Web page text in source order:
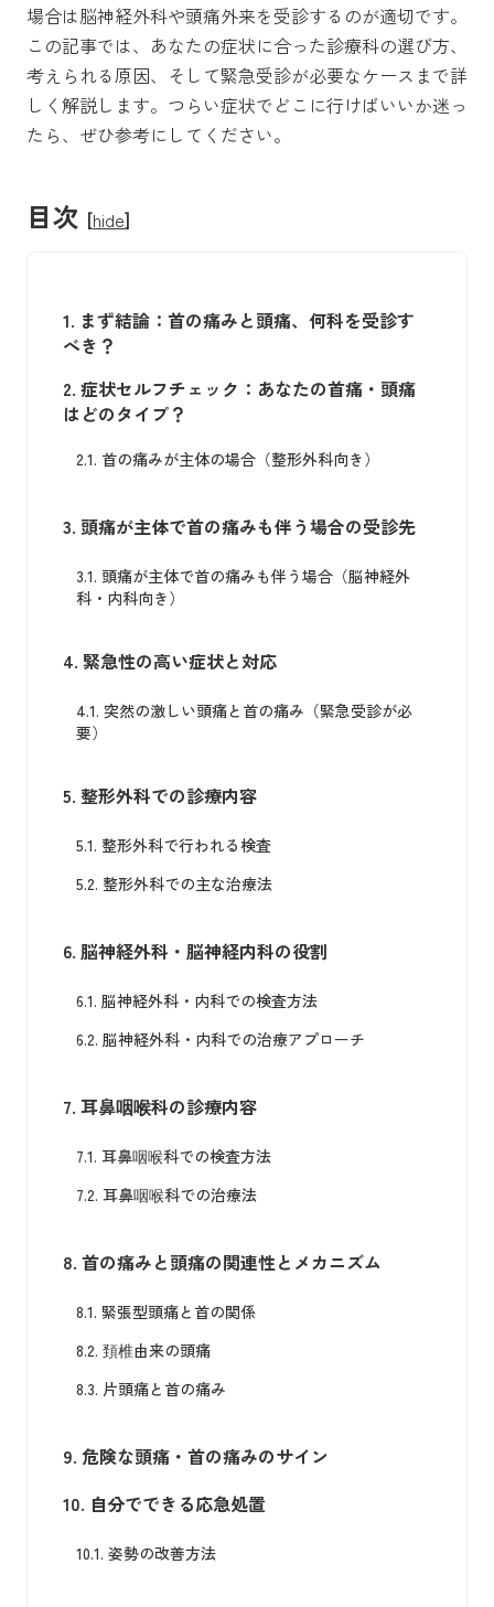
場合は脳神経外科や頭痛外来を受診するのが適切です。
この記事では、あなたの症状に合った診療科の選び方、
考えられる原因、そして緊急受診が必要なケースまで詳
しく解説します。つらい症状でどこに行けばいいか迷っ
たら、ぜひ参考にしてください。
目次 [hide]
1. まず結論：首の痛みと頭痛、何科を受診す
べき？
2. 症状セルフチェック：あなたの首痛・頭痛
はどのタイプ？
2.1. 首の痛みが主体の場合（整形外科向き）
3. 頭痛が主体で首の痛みも伴う場合の受診先
3.1. 頭痛が主体で首の痛みも伴う場合（脳神経外
科・内科向き）
4. 緊急性の高い症状と対応
4.1. 突然の激しい頭痛と首の痛み（緊急受診が必
要）
5. 整形外科での診療内容
5.1. 整形外科で行われる検査
5.2. 整形外科での主な治療法
6. 脳神経外科・脳神経内科の役割
6.1. 脳神経外科・内科での検査方法
6.2. 脳神経外科・内科での治療アプローチ
7. 耳鼻咽喉科の診療内容
7.1. 耳鼻咽喉科での検査方法
7.2. 耳鼻咽喉科での治療法
8. 首の痛みと頭痛の関連性とメカニズム
8.1. 緊張型頭痛と首の関係
8.2. 頚椎由来の頭痛
8.3. 片頭痛と首の痛み
9. 危険な頭痛・首の痛みのサイン
10. 自分でできる応急処置
10.1. 姿勢の改善方法